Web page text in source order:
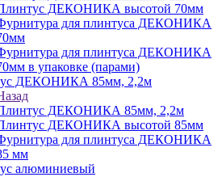
ДЕКОНИКА высотой 70мм
для плинтуса ДЕКОНИКА
для плинтуса ДЕКОНИКА
в упаковке (парами)
ДЕКОНИКА 85мм, 2,2м
ДЕКОНИКА 85мм, 2,2м
ДЕКОНИКА высотой 85мм
для плинтуса ДЕКОНИКА
мм
алюминиевый